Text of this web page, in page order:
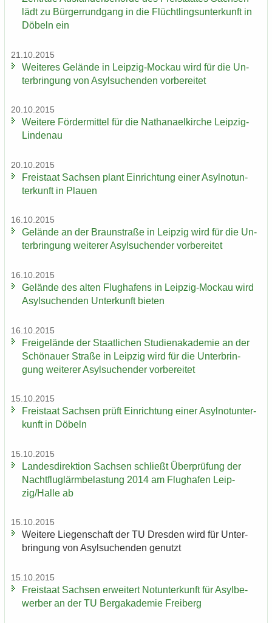
lädt zu Bür­ger­rund­gang in die Flücht­lings­un­ter­kunft in
Dö­beln ein
21.10.2015
Wei­te­res Ge­län­de in Leipzig-​Mockau wird für die Un­
ter­brin­gung von Asyl­su­chen­den vor­be­rei­tet
20.10.2015
Wei­te­re För­der­mit­tel für die Na­tha­nael­kir­che Leipzig-​
Lindenau
20.10.2015
Frei­staat Sach­sen plant Ein­rich­tung einer Asyl­not­un­
ter­kunft in Plau­en
16.10.2015
Ge­län­de an der Braun­stra­ße in Leip­zig wird für die Un­
ter­brin­gung wei­te­rer Asyl­su­chen­der vor­be­rei­tet
16.10.2015
Ge­län­de des alten Flug­ha­fens in Leipzig-​Mockau wird
Asyl­su­chen­den Un­ter­kunft bie­ten
16.10.2015
Frei­ge­län­de der Staat­li­chen Stu­di­en­aka­de­mie an der
Schö­nau­er Stra­ße in Leip­zig wird für die Un­ter­brin­
gung wei­te­rer Asyl­su­chen­der vor­be­rei­tet
15.10.2015
Frei­staat Sach­sen prüft Ein­rich­tung einer Asyl­not­un­ter­
kunft in Dö­beln
15.10.2015
Lan­des­di­rek­ti­on Sach­sen schließt Über­prü­fung der
Nacht­flug­lärm­be­las­tung 2014 am Flug­ha­fen Leip­
zig/Halle ab
15.10.2015
Wei­te­re Lie­gen­schaft der TU Dres­den wird für Un­ter­
brin­gung von Asyl­su­chen­den ge­nutzt
15.10.2015
Frei­staat Sach­sen er­wei­tert Not­un­ter­kunft für Asyl­be­
wer­ber an der TU Berg­aka­de­mie Frei­berg